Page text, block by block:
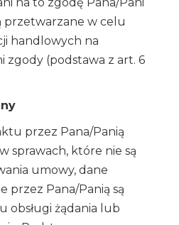
przetwarzane w celu
handlowych na
zgody (podstawa z art. 6
przez Pana/Panią
sprawach, które nie są
umowy, dane
przez Pana/Panią są
obsługi żądania lub